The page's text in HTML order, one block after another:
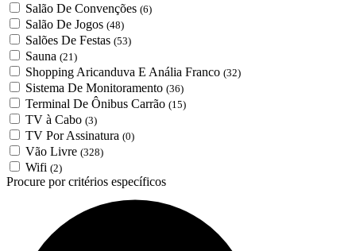
Salão De Convenções (6)
Salão De Jogos (48)
Salões De Festas (53)
Sauna (21)
Shopping Aricanduva E Anália Franco (32)
Sistema De Monitoramento (36)
Terminal De Ônibus Carrão (15)
TV à Cabo (3)
TV Por Assinatura (0)
Vão Livre (328)
Wifi (2)
Procure por critérios específicos